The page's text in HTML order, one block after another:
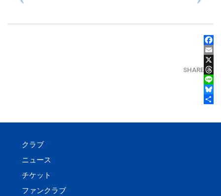
SHARE
X
LINE
共有
クラブ
ニュース
チケット
ファンクラブ